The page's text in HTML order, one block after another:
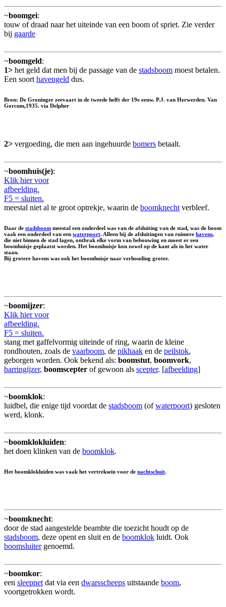
~boomgei:
touw of draad naar het uiteinde van een boom of spriet. Zie verder
bij gaarde
~boomgeld:
1> het geld dat men bij de passage van de stadsboom moest betalen.
Een soort havengeld dus.
Bron: De Groninger zeevaart in de tweede helft der 19e eeuw. P.J. van Herwerden. Van
Gorcum,1935. via Delpher
2> vergoeding, die men aan ingehuurde bomers betaalt.
~boomhuis(je):
Klik hier voor
afbeelding.
F5 = sluiten.
meestal niet al te groot optrekje, waarin de boomknecht verbleef.
Daar de stadsboom meestal een onderdeel was van de afsluiting van de stad, was de boom
vaak een onderdeel van een waterpoort. Alleen bij de afsluitingen van ruimere havens,
die niet binnen de stad lagen, ontbrak elke vorm van bebouwing en moest er een
boomhuisje geplaatst worden. Het boomhuisje kon zowel op de kant als in het water
staan.
Bij grotere havens was ook het boomhuisje naar verhouding groter.
~boomijzer:
Klik hier voor
afbeelding.
F5 = sluiten.
stang met gaffelvormig uiteinde of ring, waarin de kleine
rondhouten, zoals de vaarboom, de pikhaak en de peilstok,
geborgen worden. Ook bekend als: boomstut, boomvork,
barringijzer, boomscepter of gewoon als scepter. [afbeelding]
~boomklok:
luidbel, die enige tijd voordat de stadsboom (ofwaterpoort) gesloten
werd, klonk.
~boomklokluiden:
het doen klinken van de boomklok.
Het boomklokluiden was vaak het vertreksein voor de nachtschuit.
~boomknecht:
door de stad aangestelde beambte die toezicht houdt op de
stadsboom, deze opent en sluit en de boomklok luidt. Ook
boomsluitergenoemd.
~boomkor:
een sleepnet dat via een dwarsscheeps uitstaande boom,
voortgetrokken wordt.